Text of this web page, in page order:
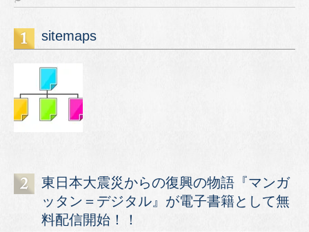
sitemaps
東日本大震災からの復興の物語『マンガ
ッタン＝デジタル』が電子書籍として無
料配信開始！！